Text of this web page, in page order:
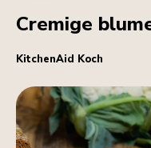
Cremige
KitchenAid Koch